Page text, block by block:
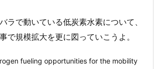
ラで動いている低炭素水素について、
で規模拡大を更に図っていこうよ。
fueling opportunities for the mobility